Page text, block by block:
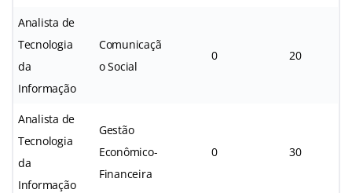
Analista de
Tecnologia
da
Informação
Comunicaçã
o Social
0 20
Analista de
Tecnologia
da
Informação
Gestão
Econômico-
Financeira
0 30